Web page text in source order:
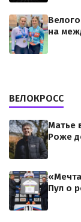
на
ВЕЛОКРОСС
Матье
Роже
Пул о